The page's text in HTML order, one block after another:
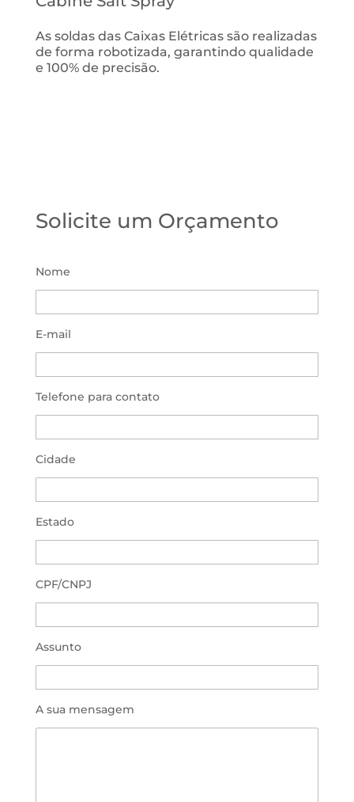
As soldas das Caixas Elétricas são realizadas
de forma robotizada, garantindo qualidade
e 100% de precisão.
Solicite um Orçamento
Nome
E-mail
Telefone para contato
Cidade
Estado
CPF/CNPJ
Assunto
A sua mensagem